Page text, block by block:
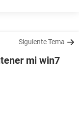
Siguiente Tema
mi win7